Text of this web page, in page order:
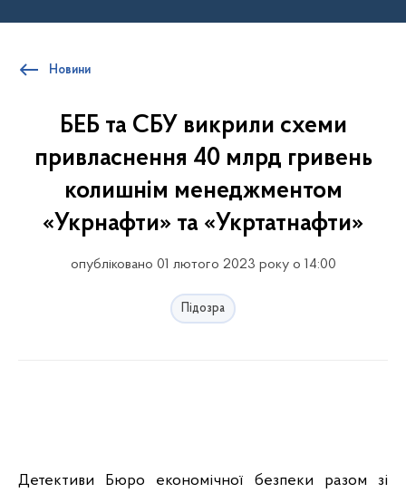
Новини
БЕБ та СБУ викрили схеми
привласнення 40 млрд гривень
колишнім менеджментом
«Укрнафти» та «Укртатнафти»
опубліковано 01 лютого 2023 року о 14:00
Підозра
Детективи Бюро економічної безпеки разом зі